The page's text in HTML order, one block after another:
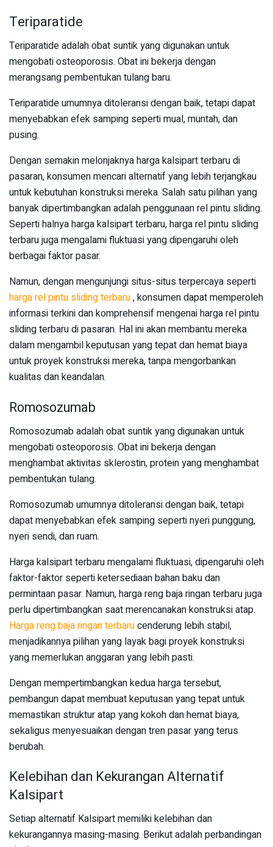
Teriparatide
Teriparatide adalah obat suntik yang digunakan untuk
mengobati osteoporosis. Obat ini bekerja dengan
merangsang pembentukan tulang baru.
Teriparatide umumnya ditoleransi dengan baik, tetapi dapat
menyebabkan efek samping seperti mual, muntah, dan
pusing.
Dengan semakin melonjaknya harga kalsipart terbaru di
pasaran, konsumen mencari alternatif yang lebih terjangkau
untuk kebutuhan konstruksi mereka. Salah satu pilihan yang
banyak dipertimbangkan adalah penggunaan rel pintu sliding.
Seperti halnya harga kalsipart terbaru, harga rel pintu sliding
terbaru juga mengalami fluktuasi yang dipengaruhi oleh
berbagai faktor pasar.
Namun, dengan mengunjungi situs-situs terpercaya seperti
harga rel pintu sliding terbaru, konsumen dapat memperoleh
informasi terkini dan komprehensif mengenai harga rel pintu
sliding terbaru di pasaran. Hal ini akan membantu mereka
dalam mengambil keputusan yang tepat dan hemat biaya
untuk proyek konstruksi mereka, tanpa mengorbankan
kualitas dan keandalan.
Romosozumab
Romosozumab adalah obat suntik yang digunakan untuk
mengobati osteoporosis. Obat ini bekerja dengan
menghambat aktivitas sklerostin, protein yang menghambat
pembentukan tulang.
Romosozumab umumnya ditoleransi dengan baik, tetapi
dapat menyebabkan efek samping seperti nyeri punggung,
nyeri sendi, dan ruam.
Harga kalsipart terbaru mengalami fluktuasi, dipengaruhi oleh
faktor-faktor seperti ketersediaan bahan baku dan
permintaan pasar. Namun, harga reng baja ringan terbaru juga
perlu dipertimbangkan saat merencanakan konstruksi atap.
Harga reng baja ringan terbarucenderung lebih stabil,
menjadikannya pilihan yang layak bagi proyek konstruksi
yang memerlukan anggaran yang lebih pasti.
Dengan mempertimbangkan kedua harga tersebut,
pembangun dapat membuat keputusan yang tepat untuk
memastikan struktur atap yang kokoh dan hemat biaya,
sekaligus menyesuaikan dengan tren pasar yang terus
berubah.
Kelebihan dan Kekurangan Alternatif
Kalsipart
Setiap alternatif Kalsipart memiliki kelebihan dan
kekurangannya masing-masing. Berikut adalah perbandingan